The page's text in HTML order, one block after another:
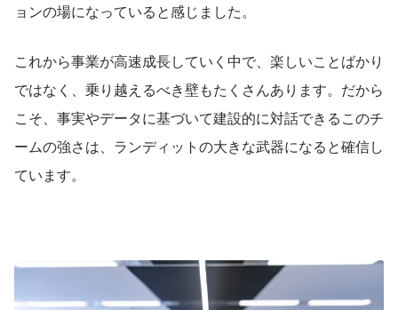
ョンの場になっていると感じました。
これから事業が高速成長していく中で、楽しいことばかり
ではなく、乗り越えるべき壁もたくさんあります。だから
こそ、事実やデータに基づいて建設的に対話できるこのチ
ームの強さは、ランディットの大きな武器になると確信し
ています。